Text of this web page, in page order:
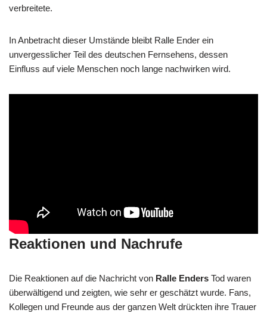
verbreitete.
In Anbetracht dieser Umstände bleibt Ralle Ender ein
unvergesslicher Teil des deutschen Fernsehens, dessen
Einfluss auf viele Menschen noch lange nachwirken wird.
Reaktionen und Nachrufe
Die Reaktionen auf die Nachricht von Ralle Enders Tod waren
überwältigend und zeigten, wie sehr er geschätzt wurde. Fans,
Kollegen und Freunde aus der ganzen Welt drückten ihre Trauer